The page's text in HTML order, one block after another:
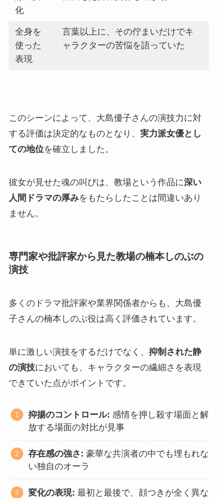
化
全身を
使った
表現
言葉以上に、その佇まいだけでキ
ャラクターの苦悩を語っていた
このシーンによって、大島優子さんの演技力に対
する評価は決定的なものとなり、 実力派女優とし
ての地位を確立しました。
彼女が見せた魂の叫びは、教場という作品に深い
人間ドラマの厚みをもたらしたことは間違いあり
ません。
専門家や批評家から見た教場の楠本しのぶの
演技
多くのドラマ批評家や業界関係者からも、大島優
子さんの楠本しのぶ役は高く評価されています。
単に激しい演技をするだけでなく、 抑制された静
の演技においても、キャラクターの繊細さを表現
できていた点がポイントです。
抑揚のコントロール: 感情を押し殺す場面と解
放する場面の対比が見事
存在感の強さ: 豪華な共演者の中でも埋もれな
い独自のオーラ
変化の表現: 最初と最後で、顔つきが全く異な